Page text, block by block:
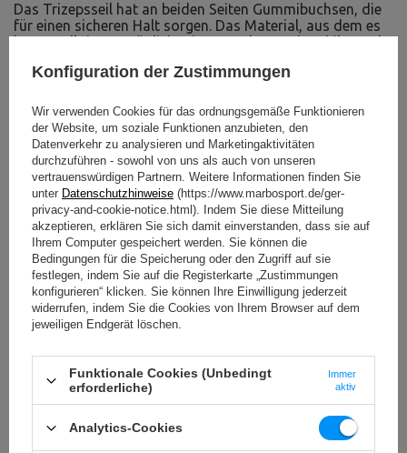
Das Trizepsseil hat an beiden Seiten Gummibuchsen, die
für einen sicheren Halt sorgen. Das Material, aus dem es
hergestellt ist, ermöglicht einen starken und stabilen Halt.
WICHTIGE SICHERHEITSHINWEISE
WICHTIGE SICHERHEITSHINWEISE
Technische Daten
Durchmesser
Gewicht
Konfiguration der Zustimmungen
Wir verwenden Cookies für das ordnungsgemäße Funktionieren
der Website, um soziale Funktionen anzubieten, den
Datenverkehr zu analysieren und Marketingaktivitäten
durchzuführen - sowohl von uns als auch von unseren
vertrauenswürdigen Partnern. Weitere Informationen finden Sie
unter Datenschutzhinweise (https://www.marbosport.de/ger-
privacy-and-cookie-notice.html). Indem Sie diese Mitteilung
akzeptieren, erklären Sie sich damit einverstanden, dass sie auf
Ihrem Computer gespeichert werden. Sie können die
Bedingungen für die Speicherung oder den Zugriff auf sie
festlegen, indem Sie auf die Registerkarte „Zustimmungen
konfigurieren“ klicken. Sie können Ihre Einwilligung jederzeit
widerrufen, indem Sie die Cookies von Ihrem Browser auf dem
jeweiligen Endgerät löschen.
Funktionale Cookies (Unbedingt
erforderliche)
Immer
aktiv
Analytics-Cookies